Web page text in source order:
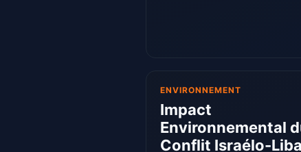
ENVIRONNEMENT
Impact
Environnemental
Conflit Israélo-